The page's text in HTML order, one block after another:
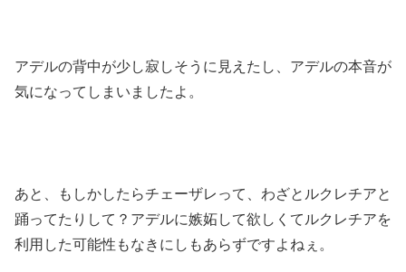
アデルの背中が少し寂しそうに見えたし、アデルの本音が
気になってしまいましたよ。
あと、もしかしたらチェーザレって、わざとルクレチアと
踊ってたりして？アデルに嫉妬して欲しくてルクレチアを
利用した可能性もなきにしもあらずですよねぇ。